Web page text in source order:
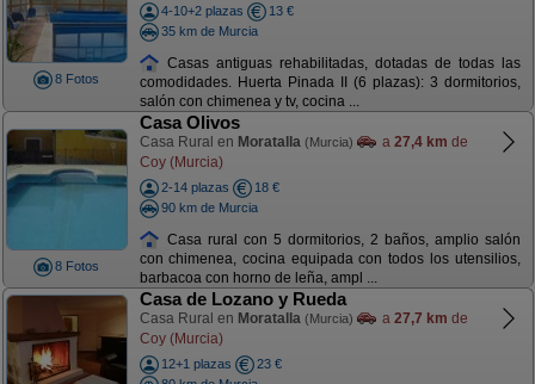
8 Fotos
4-10+2 plazas
13 €
35 km de Murcia
Casas antiguas rehabilitadas, dotadas de todas las
comodidades. Huerta Pinada II (6 plazas): 3 dormitorios,
salón con chimenea y tv, cocina ...
8 Fotos
Casa Olivos
Casa Rural en Moratalla (Murcia) a 27,4 km de
Coy (Murcia)
2-14 plazas
18 €
90 km de Murcia
Casa rural con 5 dormitorios, 2 baños, amplio salón
con chimenea, cocina equipada con todos los utensilios,
barbacoa con horno de leña, ampl ...
Casa de Lozano y Rueda
Casa Rural en Moratalla (Murcia) a 27,7 km de
Coy (Murcia)
12+1 plazas
23 €